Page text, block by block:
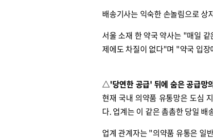
배송기사는 익숙한 손놀림으로 상
서울 소재 한 약국 약사는 "매일
제에도 차질이 없다"며 "약국 입
△'당연한 공급' 뒤에 숨은 공급망
현재 국내 의약품 유통망은 도심
다. 업계는 이 같은 촘촘한 당일
업계 관계자는 "의약품 유통은 일